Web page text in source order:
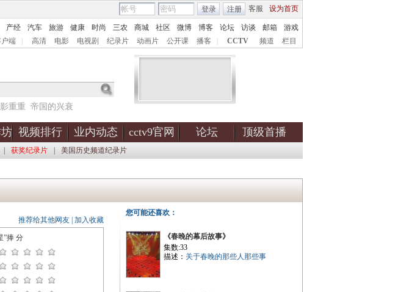
客服 设为首页
登录 注册
产经 汽车 旅游 健康 时尚 三农 商城 社区 微博 博客 论坛 访谈 邮箱
游戏
户端 高清 电影 电视剧 纪录片 动画片 公开课 播客 CCTV 频道 栏目
重重 帝国的兴衰
视频排行 业内动态 cctv9官网 论坛 顶级首播
获奖纪录片 美国历史频道纪录片
推荐给其他网友 加入收藏
”捧 分
您可能还喜欢：
《春晚的幕后故事》
集数:33
描述： 关于春晚的那些人那些事